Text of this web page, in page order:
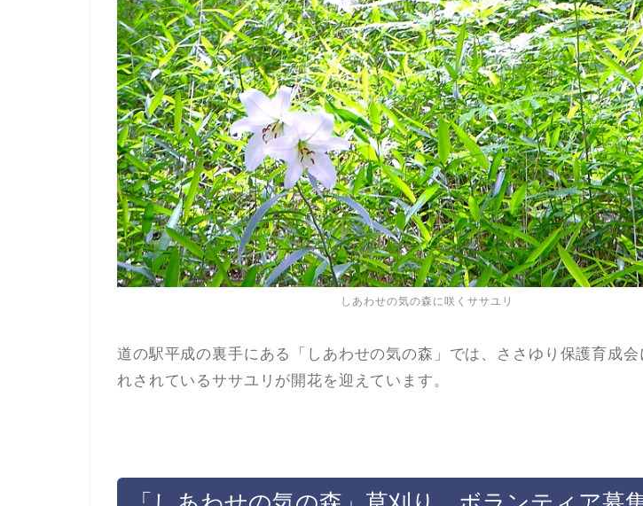
しあわせの気の森に咲くササユリ
道の駅平成の裏手にある「しあわせの気の森」では、ささゆり保護育成会
れされているササユリが開花を迎えています。